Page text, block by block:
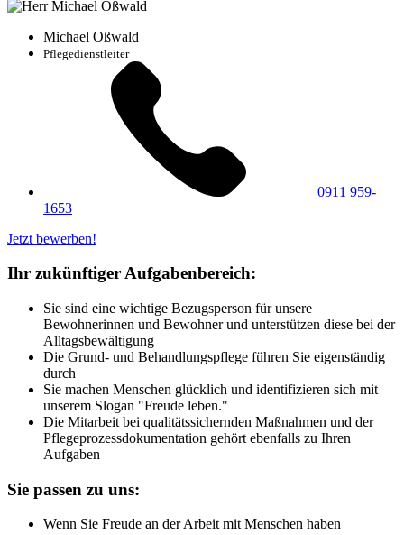
Michael Oßwald
Pflegedienstleiter
0911 959-
1653
Jetzt bewerben!
Ihr zukünftiger Aufgabenbereich:
Sie sind eine wichtige Bezugsperson für unsere
Bewohnerinnen und Bewohner und unterstützen diese bei der
Alltagsbewältigung
Die Grund- und Behandlungspflege führen Sie eigenständig
durch
Sie machen Menschen glücklich und identifizieren sich mit
unserem Slogan "Freude leben."
Die Mitarbeit bei qualitätssichernden Maßnahmen und der
Pflegeprozessdokumentation gehört ebenfalls zu Ihren
Aufgaben
Sie passen zu uns:
Wenn Sie Freude an der Arbeit mit Menschen haben